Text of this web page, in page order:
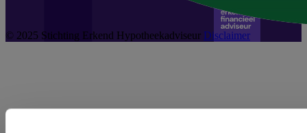
© 2025 Stichting Erkend Hypotheekadviseur Disclaimer